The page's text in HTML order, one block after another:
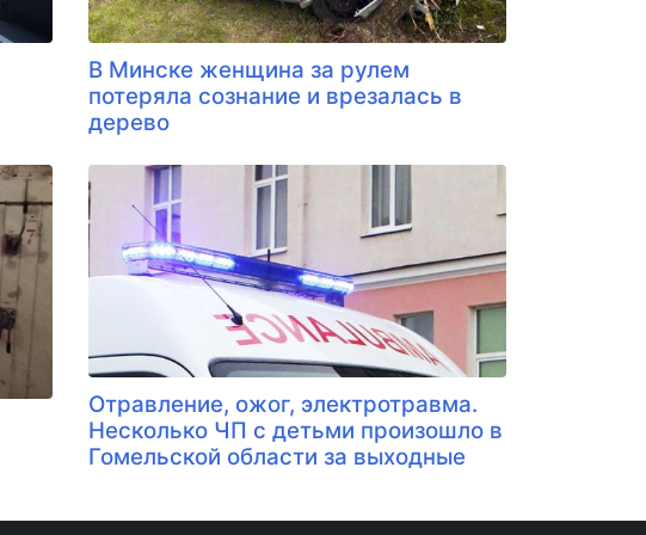
В Минске женщина за рулем
потеряла сознание и врезалась в
дерево
Отравление, ожог, электротравма.
Несколько ЧП с детьми произошло в
Гомельской области за выходные